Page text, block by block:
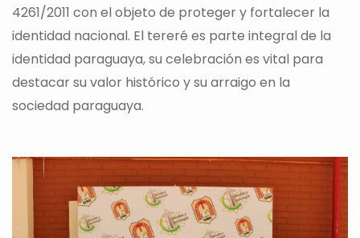
4261/2011 con el objeto de proteger y fortalecer la
identidad nacional. El tereré es parte integral de la
identidad paraguaya, su celebración es vital para
destacar su valor histórico y su arraigo en la
sociedad paraguaya.